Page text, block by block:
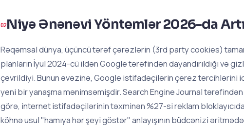
Niyə Ənənəvi Yöntemlər 2026-da
Rəqəmsal dünya, üçüncü tərəf çərəzlərin (3rd party cookies)
planların İyul 2024-cü ildən Google tərəfindən dayandırıldığı və
çevrildiyi. Bunun əvəzinə, Google istifadəçilərin çerez tercihlərini
yeni bir yanaşma mənimsəmişdir. Search Engine Journal
görə, internet istifadəçilərinin təxminən %27-si reklam
köhnə usul "hamıya hər şeyi göstər" anlayışının büdcənizi